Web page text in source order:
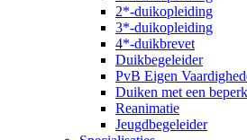
2*-duikopleiding
3*-duikopleiding
4*-duikbrevet
Duikbegeleider
PvB Eigen
Duiken met een
Reanimatie
Jeugdbegeleider